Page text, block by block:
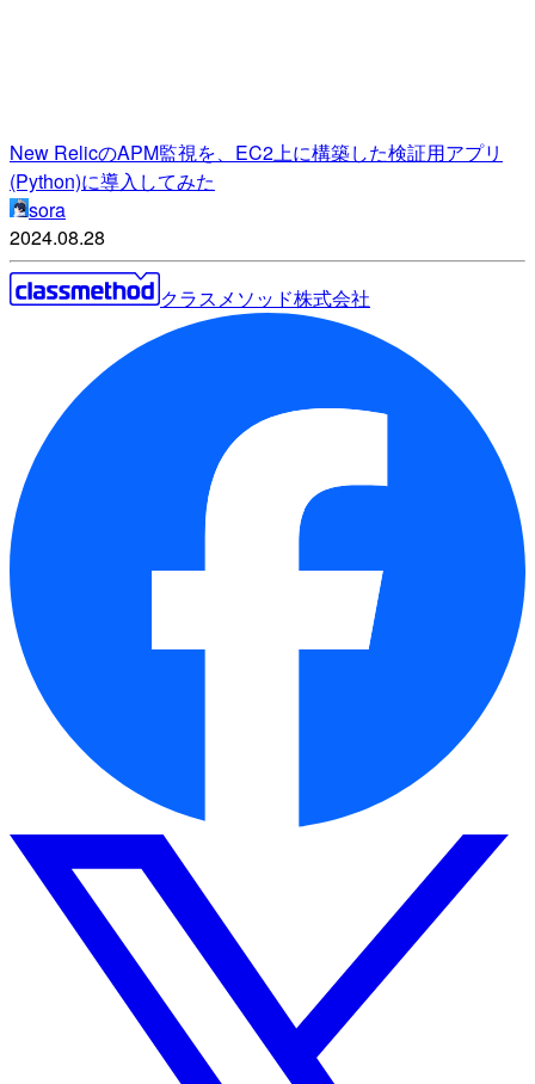
New RelicのAPM監視を、EC2上に構築した検証用アプリ
(Python)に導入してみた
sora
2024.08.28
クラスメソッド株式会社